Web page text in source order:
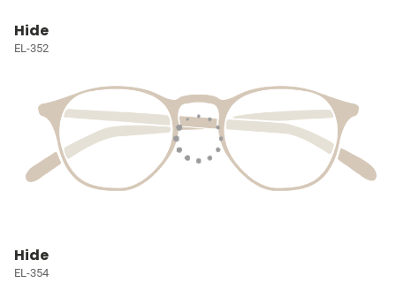
Hide
EL-352
Hide
EL-354